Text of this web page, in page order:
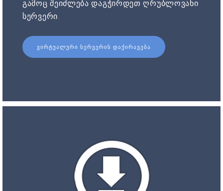
გამოც შეიძლება დაგჭირდეთ ღრუბლოვანი
სერვერი.
ᲕᲘᲠᲢᲣᲐᲚᲣᲠᲘ ᲡᲔᲠᲕᲔᲠᲘᲡ ᲓᲐᲥᲘᲠᲐᲕᲔᲑᲐ